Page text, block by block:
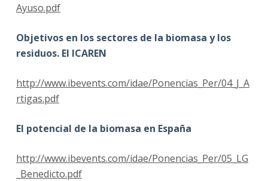
Ayuso.pdf
Objetivos en los sectores de la biomasa y los
residuos. El ICAREN
http://www.ibevents.com/idae/Ponencias_Per/04_J_A
rtigas.pdf
El potencial de la biomasa en España
http://www.ibevents.com/idae/Ponencias_Per/05_LG
_Benedicto.pdf